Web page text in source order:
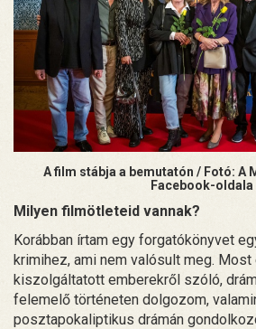
A film stábja a bemutatón / Fotó: A
Facebook-oldala
Milyen filmötleteid vannak?
Korábban írtam egy forgatókönyvet
krimihez, ami nem valósult meg.
kiszolgáltatott emberekről szóló,
felemelő történeten dolgozom,
posztapokaliptikus drámán